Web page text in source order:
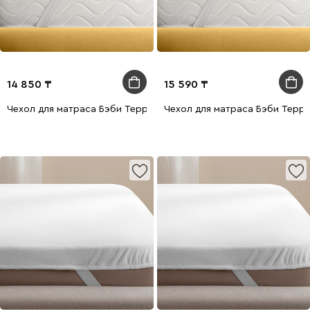
14 850
Чехол для матраса Бэби Терри 80x200
15 590
Чехол для матраса Бэби